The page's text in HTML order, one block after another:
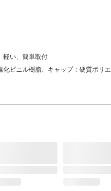
軽い、簡単取付
化ビニル樹脂、キャップ：硬質ポリエ